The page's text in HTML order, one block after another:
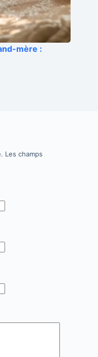
mère :
Les champs